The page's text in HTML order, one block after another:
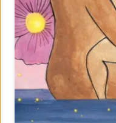
Vrije Geboorte
negatieve
zoek naar hoe dan
het boek dat al vele
tot een vrije